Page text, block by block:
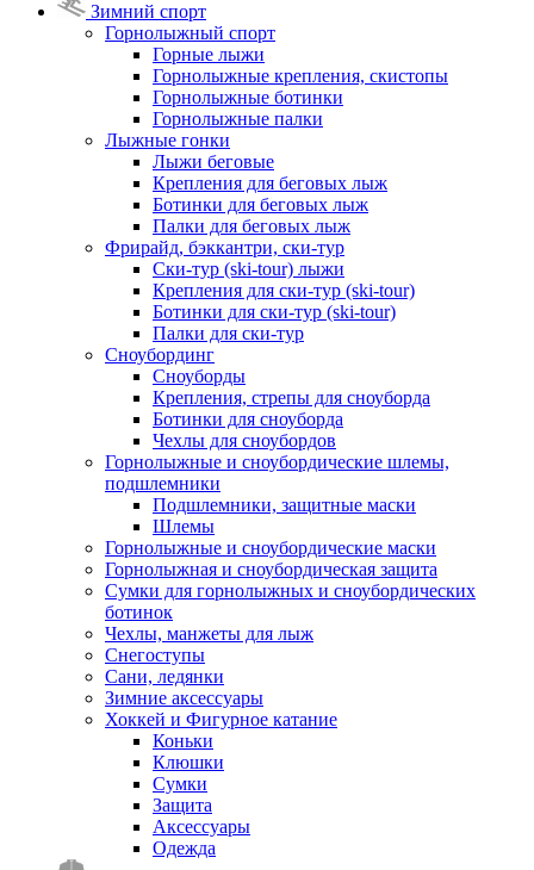
Зимний спорт
Горнолыжный спорт
Горные лыжи
Горнолыжные крепления, скистопы
Горнолыжные ботинки
Горнолыжные палки
Лыжные гонки
Лыжи беговые
Крепления для беговых лыж
Ботинки для беговых лыж
Палки для беговых лыж
Фрирайд, бэккантри, ски-тур
Ски-тур (ski-tour) лыжи
Крепления для ски-тур (ski-tour)
Ботинки для ски-тур (ski-tour)
Палки для ски-тур
Сноубординг
Сноуборды
Крепления, стрепы для сноуборда
Ботинки для сноуборда
Чехлы для сноубордов
Горнолыжные и сноубордические шлемы,
подшлемники
Подшлемники, защитные маски
Шлемы
Горнолыжные и сноубордические маски
Горнолыжная и сноубордическая защита
Сумки для горнолыжных и сноубордических
ботинок
Чехлы, манжеты для лыж
Снегоступы
Сани, ледянки
Зимние аксессуары
Хоккей и Фигурное катание
Коньки
Клюшки
Сумки
Защита
Аксессуары
Одежда